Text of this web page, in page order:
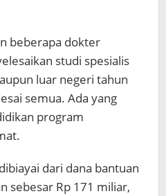
beberapa dokter
studi spesialis
luar negeri tahun
semua. Ada yang
program
dari dana bantuan
sebesar Rp 171 miliar,